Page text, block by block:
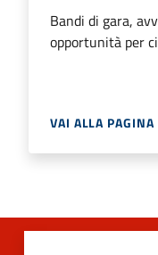
Bandi di gara,
opportunità per
VAI ALLA PAGINA